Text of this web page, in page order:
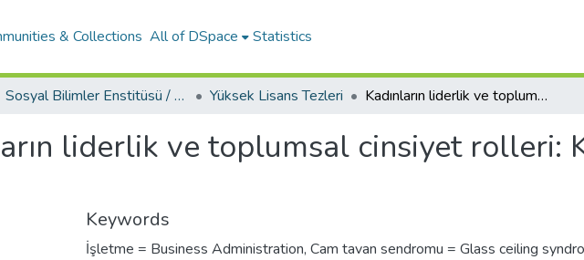
& Collections All of DSpace Statistics
Sosyal Bilimler Enstitüsü / Social Sciences Institute Yüksek Lisans Tezleri Kadınların liderlik ve toplumsal cinsiyet rolleri: Kültürler arası karşılaştırma
liderlik ve toplumsal cinsiyet rolleri:
Keywords
İşletme = Business Administration, Cam tavan sendromu = Glass ceiling